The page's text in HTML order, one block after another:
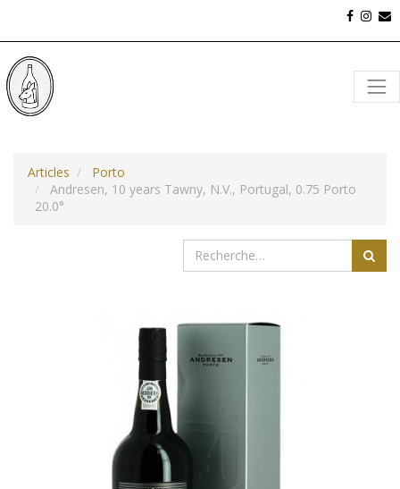
Articles
Porto
Andresen, 10 years Tawny, N.V., Portugal, 0.75 Porto
20.0°